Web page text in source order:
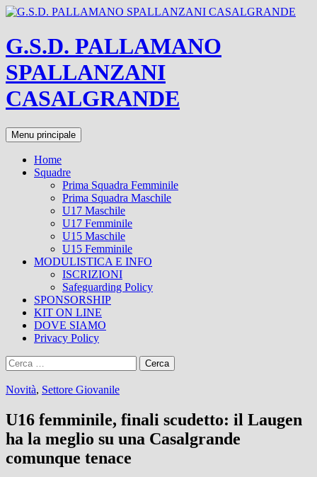
Vai
contenuto
G.S.D. PALLAMANO
SPALLANZANI
CASALGRANDE
Cerca
Menu principale
Home
Squadre
Prima Squadra Femminile
Prima Squadra Maschile
U17 Maschile
U17 Femminile
U15 Maschile
U15 Femminile
MODULISTICA E INFO
ISCRIZIONI
Safeguarding Policy
SPONSORSHIP
KIT ON LINE
DOVE SIAMO
Privacy Policy
Ricerca
per:
Novità, Settore Giovanile
U16 femminile, finali scudetto: il Laugen
ha la meglio su una Casalgrande
comunque tenace